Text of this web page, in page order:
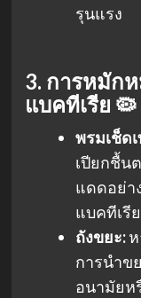
รุนแรง
3. การหมัก
แบคทีเรีย 🦠
พรมเช็ด
เปียกชื้น
แดดอย่า
แบคทีเรี
ถังขยะ:ห
การนำข
อนามัยห